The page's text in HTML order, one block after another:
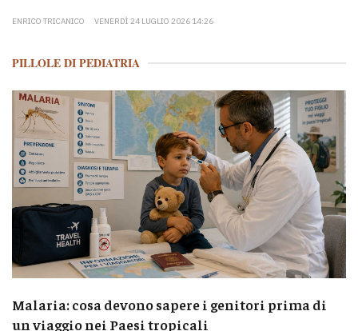
ENRICO TRICANICO VENERDÌ 24 LUGLIO 2026 14:26
PILLOLE DI PEDIATRIA
Malaria: cosa devono sapere i genitori prima di
un viaggio nei Paesi tropicali